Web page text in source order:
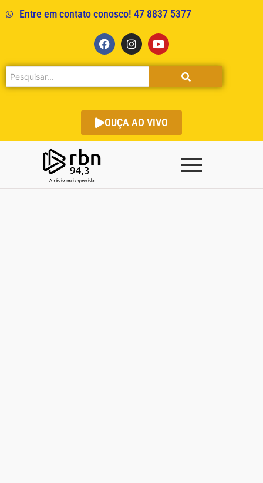
Entre em contato conosco! 47 8837 5377
OUÇA AO VIVO